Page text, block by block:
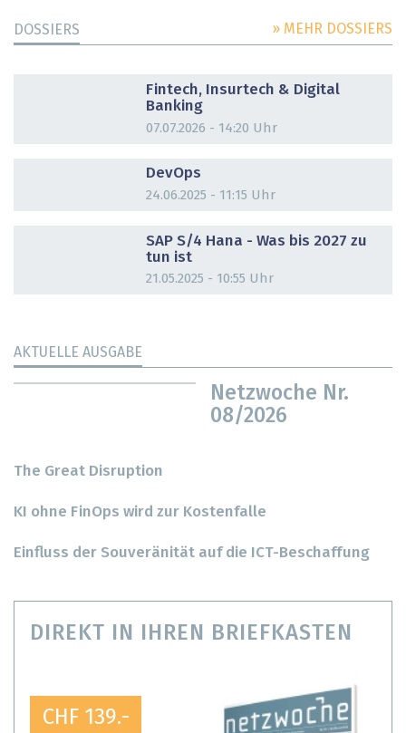
DOSSIERS » MEHR DOSSIERS
Fintech, Insurtech & Digital
Banking
07.07.2026 - 14:20 Uhr
DevOps
24.06.2025 - 11:15 Uhr
SAP S/4 Hana - Was bis 2027 zu
tun ist
21.05.2025 - 10:55 Uhr
AKTUELLE AUSGABE
Netzwoche Nr.
08/2026
The Great Disruption
KI ohne FinOps wird zur Kostenfalle
Einfluss der Souveränität auf die ICT-Beschaffung
DIREKT IN IHREN BRIEFKASTEN
CHF 139.-